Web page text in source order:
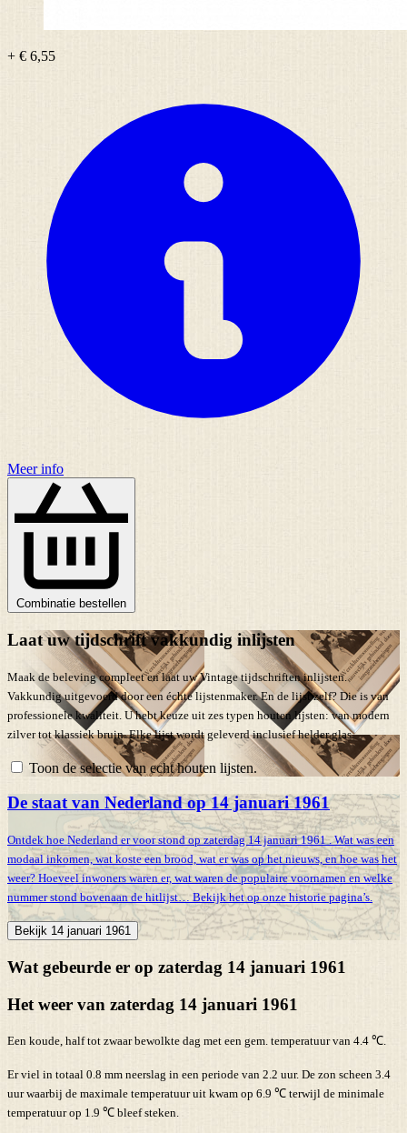
+ € 6,55
Meer info
Combinatie bestellen
Laat uw tijdschrift vakkundig inlijsten
Maak de beleving compleet en laat uw Vintage tijdschriften inlijsten.
Vakkundig uitgevoerd door een échte lijstenmaker. En de lijst zelf? Die is van
professionele kwaliteit. U hebt keuze uit zes typen houten lijsten: van modern
zilver tot klassiek bruin. Elke lijst wordt geleverd inclusief helder glas.
Toon de selectie van echt houten lijsten.
De staat van Nederland op 14 januari 1961
Ontdek hoe Nederland er voor stond op zaterdag 14 januari 1961 . Wat was een
modaal inkomen, wat koste een brood, wat er was op het nieuws, en hoe was het
weer? Hoeveel inwoners waren er, wat waren de populaire voornamen en welke
nummer stond bovenaan de hitlijst… Bekijk het op onze historie pagina’s.
Bekijk 14 januari 1961
Wat gebeurde er op zaterdag 14 januari 1961
Het weer van zaterdag 14 januari 1961
Een koude, half tot zwaar bewolkte dag met een gem. temperatuur van 4.4 ℃.
Er viel in totaal 0.8 mm neerslag in een periode van 2.2 uur. De zon scheen 3.4
uur waarbij de maximale temperatuur uit kwam op 6.9 ℃ terwijl de minimale
temperatuur op 1.9 ℃ bleef steken.